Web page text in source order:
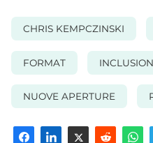
CHRIS KEMPCZINSKI
FORMAT
NUOVE APERTURE